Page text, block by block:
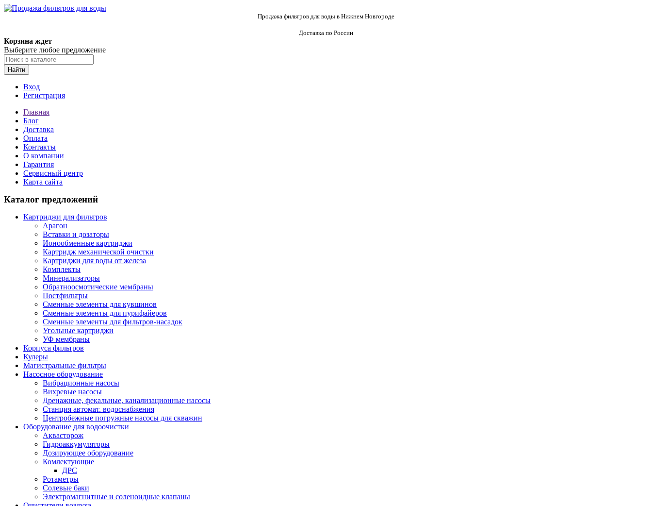
Продажа фильтров для воды в Нижнем Новгороде
Доставка по России
Корзина ждет
Выберите любое предложение
Найти
Вход
Регистрация
Главная
Блог
Доставка
Оплата
Контакты
О компании
Гарантия
Сервисный центр
Карта сайта
Каталог предложений
Картриджи для фильтров
Арагон
Вставки и дозаторы
Ионообменные картриджи
Картридж механической очистки
Картриджи для воды от железа
Комплекты
Минерализаторы
Обратноосмотические мембраны
Постфильтры
Сменные элементы для кувшинов
Сменные элементы для пурифайеров
Сменные элементы для фильтров-насадок
Угольные картриджи
УФ мембраны
Корпуса фильтров
Кулеры
Магистральные фильтры
Насосное оборудование
Вибрационные насосы
Вихревые насосы
Дренажные, фекальные, канализационные насосы
Станция автомат. водоснабжения
Центробежные погружные насосы для скважин
Оборудование для водоочистки
Аквасторож
Гидроаккумуляторы
Дозирующее оборудование
Комлектующие
ДРС
Ротаметры
Солевые баки
Электромагнитные и соленоидные клапаны